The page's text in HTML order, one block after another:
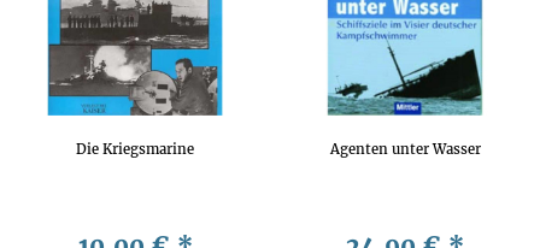
Die Kriegsmarine Agenten unter Wasser